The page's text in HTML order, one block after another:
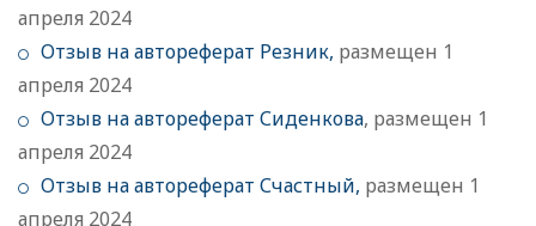
апреля 2024
Отзыв на автореферат Резник, размещен 1
апреля 2024
Отзыв на автореферат Сиденкова, размещен 1
апреля 2024
Отзыв на автореферат Счастный, размещен 1
апреля 2024